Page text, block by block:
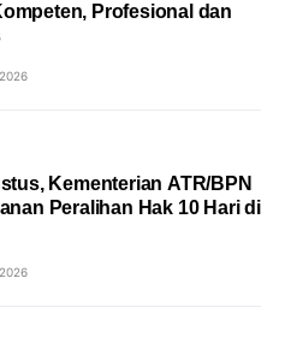
Profesional dan
Kementerian ATR/BPN
Peralihan Hak 10 Hari di